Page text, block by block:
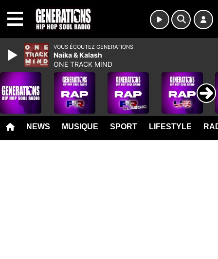
NEWS MUSIQUE SPORT LIFESTYLE
VOUS ÉCOUTEZ GENERATIONS
Naika & Kalash
ONE TRACK MIND